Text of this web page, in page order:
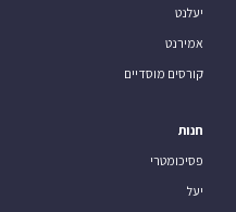
יעלנט
אמירנט
קורסים מוסדיים
חנות
פסיכומטרי
יעל